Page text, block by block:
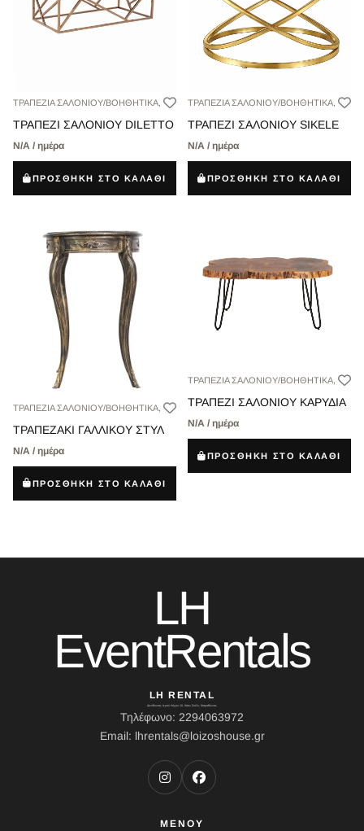
ΤΡΑΠΕΖΙΑ ΣΑΛΟΝΙΟΥ/ΒΟΗΘΗΤΙΚΑ,
ΤΡΑΠΕΖΙ ΣΑΛΟΝΙΟΥ DILETTO
Ν/Α / ημέρα
ΠΡΟΣΘΗΚΗ ΣΤΟ ΚΑΛΑΘΙ
ΤΡΑΠΕΖΙΑ ΣΑΛΟΝΙΟΥ/ΒΟΗΘΗΤΙΚΑ,
ΤΡΑΠΕΖΙ ΣΑΛΟΝΙΟΥ SIKELE
Ν/Α / ημέρα
ΠΡΟΣΘΗΚΗ ΣΤΟ ΚΑΛΑΘΙ
ΤΡΑΠΕΖΙΑ ΣΑΛΟΝΙΟΥ/ΒΟΗΘΗΤΙΚΑ,
ΤΡΑΠΕΖΑΚΙ ΓΑΛΛΙΚΟΥ ΣΤΥΛ
Ν/Α / ημέρα
ΠΡΟΣΘΗΚΗ ΣΤΟ ΚΑΛΑΘΙ
ΤΡΑΠΕΖΙΑ ΣΑΛΟΝΙΟΥ/ΒΟΗΘΗΤΙΚΑ,
ΤΡΑΠΕΖΙ ΣΑΛΟΝΙΟΥ ΚΑΡΥΔΙΑ
Ν/Α / ημέρα
ΠΡΟΣΘΗΚΗ ΣΤΟ ΚΑΛΑΘΙ
LH
EventRentals
LH RENTAL
Διεύθυνση: Ιερού Λόχου 10, Κάτω Σούλι, Μαραθώνας
Τηλέφωνο: 2294063972
Email: lhrentals@loizoshouse.gr
ΜΕΝΟΥ